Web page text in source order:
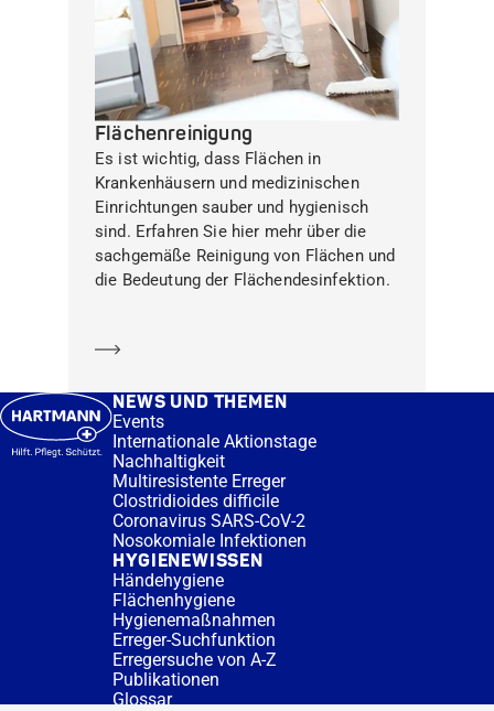
Flächenreinigung
Es ist wichtig, dass Flächen in
Krankenhäusern und medizinischen
Einrichtungen sauber und hygienisch
sind. Erfahren Sie hier mehr über die
sachgemäße Reinigung von Flächen und
die Bedeutung der Flächendesinfektion.
NEWS UND THEMEN
Events
Internationale Aktionstage
Nachhaltigkeit
Multiresistente Erreger
Clostridioides difficile
Coronavirus SARS-CoV-2
Nosokomiale Infektionen
HYGIENEWISSEN
Händehygiene
Flächenhygiene
Hygienemaßnahmen
Erreger-Suchfunktion
Erregersuche von A-Z
Publikationen
Glossar